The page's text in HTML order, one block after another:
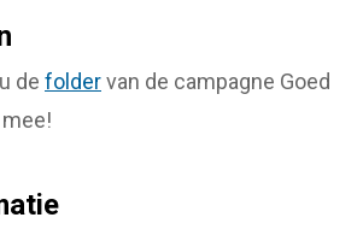
de foldervan de campagne Goed